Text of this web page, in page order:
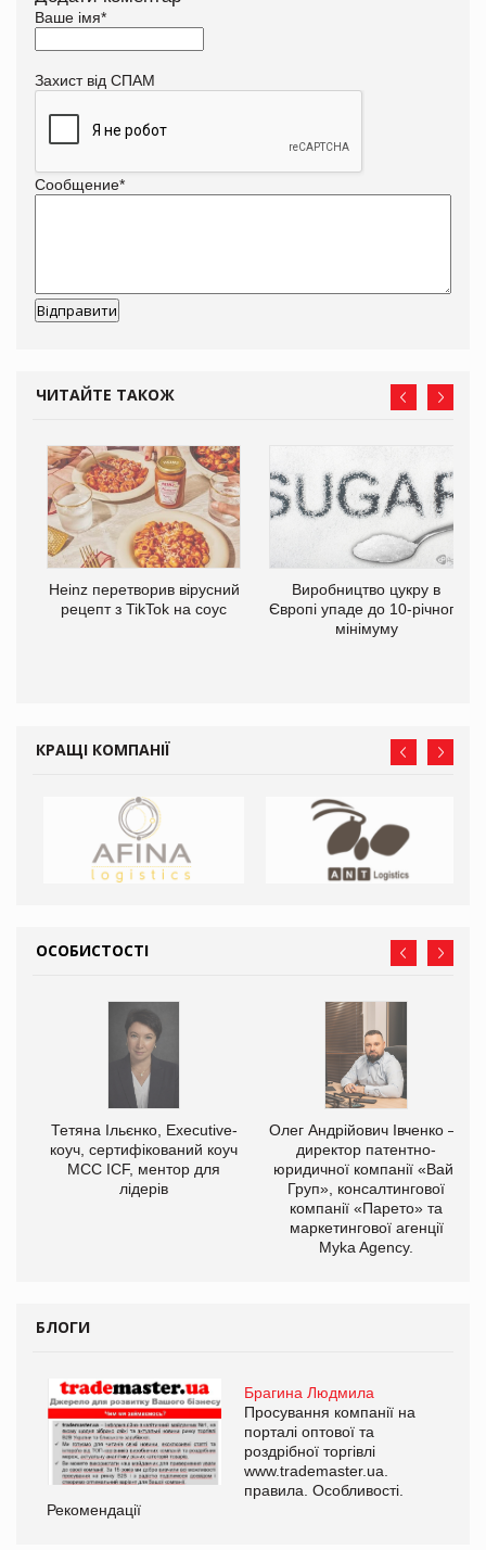
Ваше імя*
Захист від СПАМ
Сообщение*
ЧИТАЙТЕ ТАКОЖ
Heinz перетворив вірусний
рецепт з TikTok на соус
Виробництво цукру в
Європі упаде до 10-річного
мінімуму
КРАЩІ КОМПАНІЇ
ОСОБИСТОСТІ
Тетяна Ільєнко, Executive-
коуч, сертифікований коуч
МСС ICF, ментор для
лідерів
Олег Андрійович Івченко —
директор патентно-
юридичної компанії «Вайз
Груп», консалтингової
компанії «Парето» та
маркетингової агенції
Myka Agency.
БЛОГИ
Брагина Людмила
Просування компанії на
порталі оптової та
роздрібної торгівлі
www.trademaster.ua.
правила. Особливості.
Рекомендації